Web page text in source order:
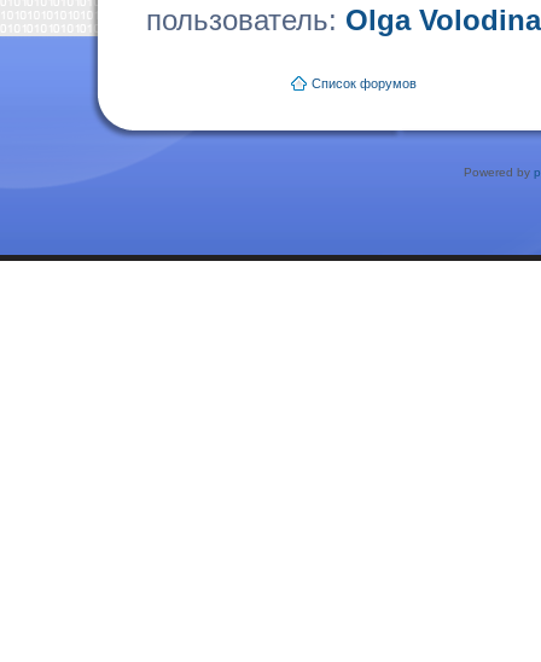
пользователь: Olga Volodina
Список форумов
Powered by